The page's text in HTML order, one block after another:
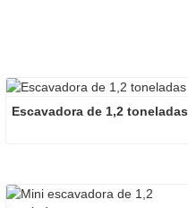
Escavadora de 1,2 toneladas